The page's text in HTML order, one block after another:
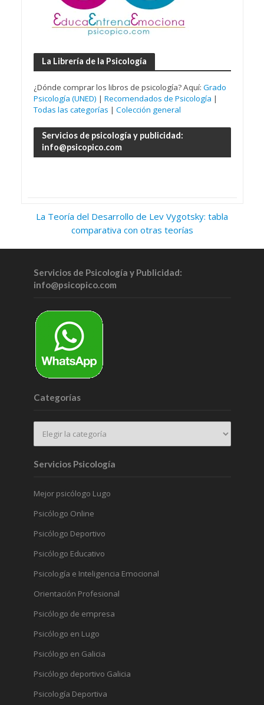
La Librería de la Psicología
¿Dónde comprar los libros de psicología? Aquí: Grado
Psicología (UNED) | Recomendados de Psicología |
Todas las categorías | Colección general
Servicios de psicología y publicidad:
info@psicopico.com
La Teoría del Desarrollo de Lev Vygotsky: tabla
comparativa con otras teorías
Servicios de Psicología y Publicidad:
info@psicopico.com
Categorías
Servicios Psicología
Mejor psicólogo Lugo
Psicólogo Online
Psicólogo Deportivo
Psicólogo Educativo
Psicología e Inteligencia Emocional
Orientación Profesional
Psicólogo de empresa
Psicólogo en Lugo
Psicólogo en Galicia
Psicólogo deportivo Galicia
Psicología Deportiva